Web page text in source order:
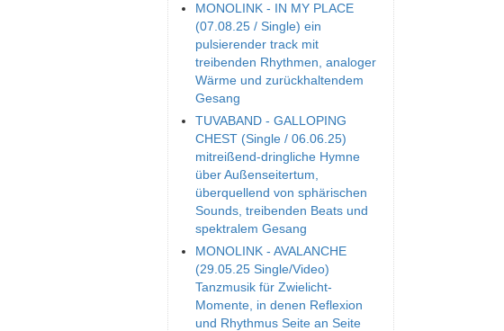
MONOLINK - IN MY PLACE
(07.08.25 / Single) ein
pulsierender track mit
treibenden Rhythmen, analoger
Wärme und zurückhaltendem
Gesang
TUVABAND - GALLOPING
CHEST (Single / 06.06.25)
mitreißend-dringliche Hymne
über Außenseitertum,
überquellend von sphärischen
Sounds, treibenden Beats und
spektralem Gesang
MONOLINK - AVALANCHE
(29.05.25 Single/Video)
Tanzmusik für Zwielicht-
Momente, in denen Reflexion
und Rhythmus Seite an Seite